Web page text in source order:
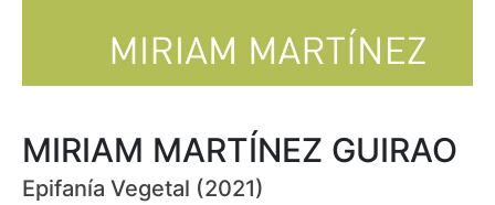
MIRIAM MARTÍNEZ GUIRAO
Epifanía Vegetal (2021)